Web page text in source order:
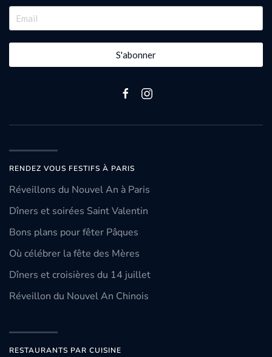
S'abonner
RENDEZ VOUS FESTIFS À PARIS
Réveillons du Nouvel An à Paris
Dîners et soirées Saint Valentin
Bons plans pour fêter Pâques
Où célébrer la fête des Mères
Dîners et croisières du 14 juillet
Réveillon du Nouvel An Chinois
RESTAURANTS PAR CUISINE